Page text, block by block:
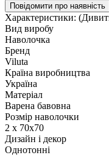
Повідомити про наявність
Характеристики:
Вид виробу
Наволочка
Бренд
Viluta
Країна виробництва
Україна
Матеріал
Варена бавовна
Розмір наволочки
2 х 70х70
Дизайн і декор
Однотонні